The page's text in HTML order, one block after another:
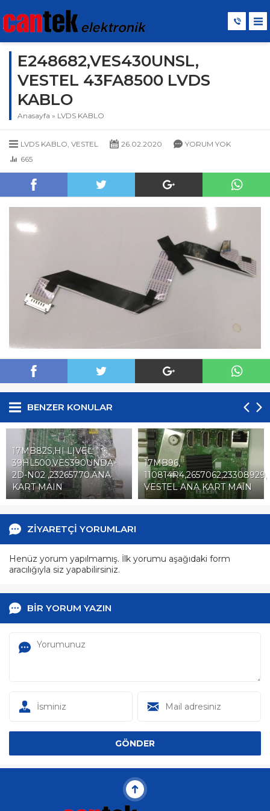
E248682,VES430UNSL,
VESTEL 43FA8500 LVDS
KABLO
Anasayfa » LVDS KABLO
LVDS KABLO, VESTEL 26.02.2020
YORUM YOK
665
BENZER KONULAR
17MB82S,HI LIVEL
39HL500,VES390UNDA-
2D-N02 ,23265770.ANA
KART MAIN
17MB96,
VESTEL ANA KART MAİN
ZİYARETÇİ YORUMLARI
Henüz yorum yapılmamış. İlk yorumu aşağıdaki form
aracılığıyla siz yapabilirsiniz.
BİR YORUM YAZIN